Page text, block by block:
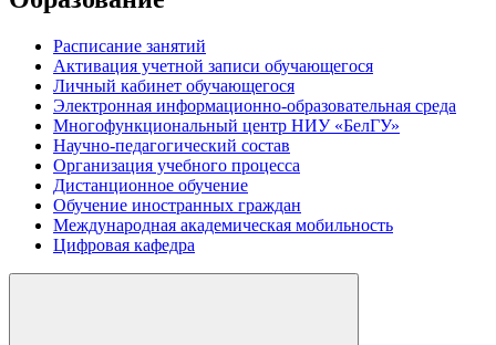
Расписание занятий
Активация учетной записи обучающегося
Личный кабинет обучающегося
Электронная информационно-образовательная среда
Многофункциональный центр НИУ «БелГУ»
Научно-педагогический состав
Организация учебного процесса
Дистанционное обучение
Обучение иностранных граждан
Международная академическая мобильность
Цифровая кафедра